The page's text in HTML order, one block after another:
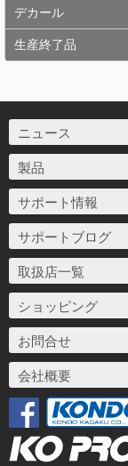
デカール
生産終了品
ニュース
製品
サポート情報
サポートブログ
取扱店一覧
ショッピング
お問合せ
会社概要